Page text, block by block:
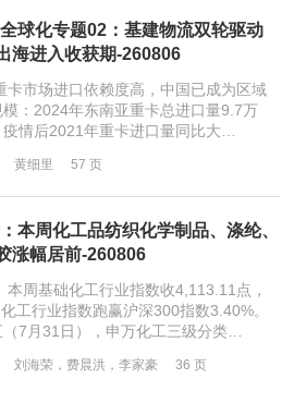
球化专题02：基建物流双轮驱动
海进入收获期-260806
场进口依赖度高，中国已成为区域
：2024年东南亚重卡总进口量9.7万
情后2021年重卡进口量同比大…
黄细里 57 页
本周化工品纺织化学制品、涤纶、
涨幅居前-260806
础化工行业指数收4,113.11点，
工行业指数跑赢沪深300指数3.40%。
7月31日），申万化工三级分类…
刘海荣，费晨洪，李家豪 36 页